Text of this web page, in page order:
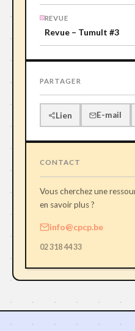
REVUE
Revue – Tumult #3
PARTAGER
Lien E-mail
CONTACT
Vous cherchez une
en savoir plus ?
info@cpcp.be
02 318 44 33